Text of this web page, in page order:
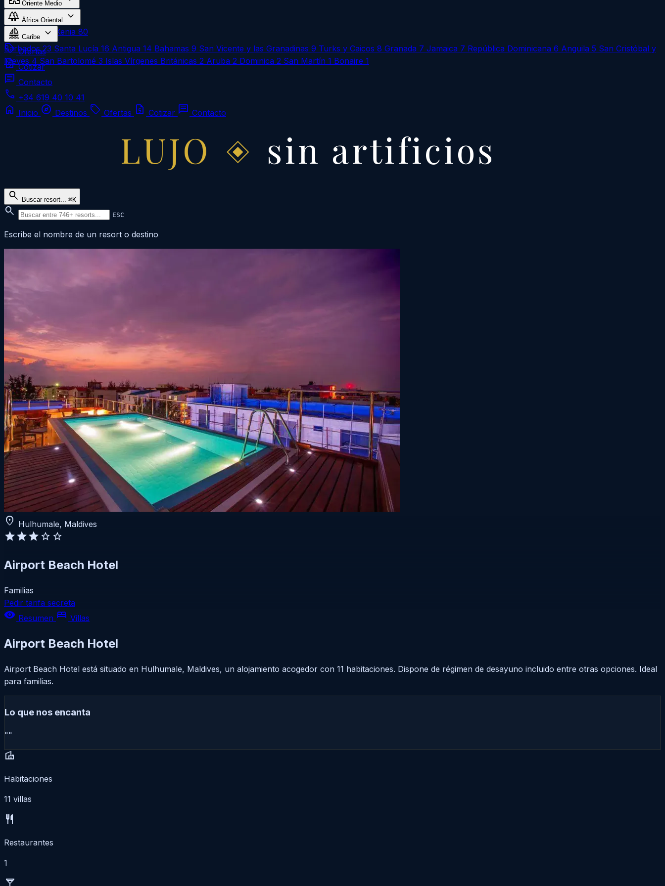
Oriente Medio
Omán 1
forest África Oriental expand_more
Zanzíbar 183 Kenia 80
sailing Caribe expand_more
Barbados 23 Santa Lucía 16 Antigua 14 Bahamas 9 San Vicente y las Granadinas 9 Turks y Caicos 8 Granada 7 Jamaica 7 República Dominicana 6 Anguila 5 San Cristóbal y
Nieves 4 San Bartolomé 3 Islas Vírgenes Británicas 2 Aruba 2 Dominica 2 San Martín 1 Bonaire 1
local_offer Ofertas
request_quote Cotizar
chat Contacto
call +34 619 40 10 41
home Inicio explore Destinos local_offer Ofertas request_quote Cotizar chat Contacto
LUJO sin artificios
search Buscar resort... ⌘K
search ESC
Escribe el nombre de un resort o destino
location_on Hulhumale, Maldives
starstarstarstar star
Airport Beach Hotel
Familias
Pedir tarifa secreta
visibility Resumen bed Villas
Airport Beach Hotel
Airport Beach Hotel está situado en Hulhumale, Maldives, un alojamiento acogedor con 11 habitaciones. Dispone de régimen de desayuno incluido entre otras opciones. Ideal
para familias.
Lo que nos encanta
""
villa
Habitaciones
11 villas
restaurant
Restaurantes
1
local_bar